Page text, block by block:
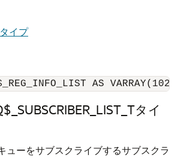
イプ
AS
タイ
ューをサブスクライブするサブスクラ